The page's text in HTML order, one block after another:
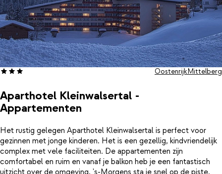
Aparthotel Kleinwalsertal -
Appartementen
OostenrijkMittelberg
Het rustig gelegen Aparthotel Kleinwalsertal is perfect voor
gezinnen met jonge kinderen. Het is een gezellig, kindvriendelijk
complex met vele faciliteiten. De appartementen zijn
comfortabel en ruim en vanaf je balkon heb je een fantastisch